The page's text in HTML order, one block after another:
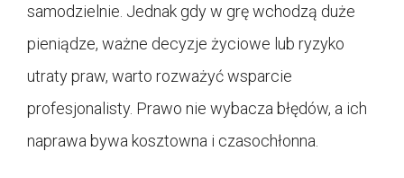
samodzielnie. Jednak gdy w grę wchodzą duże
pieniądze, ważne decyzje życiowe lub ryzyko
utraty praw, warto rozważyć wsparcie
profesjonalisty. Prawo nie wybacza błędów, a ich
naprawa bywa kosztowna i czasochłonna.